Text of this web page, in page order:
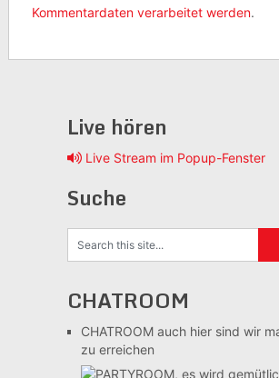
Kommentardaten verarbeitet werden.
Live hören
Live Stream im Popup-Fenster
Suche
CHATROOM
CHATROOMauch hier sind wir
zu erreichen